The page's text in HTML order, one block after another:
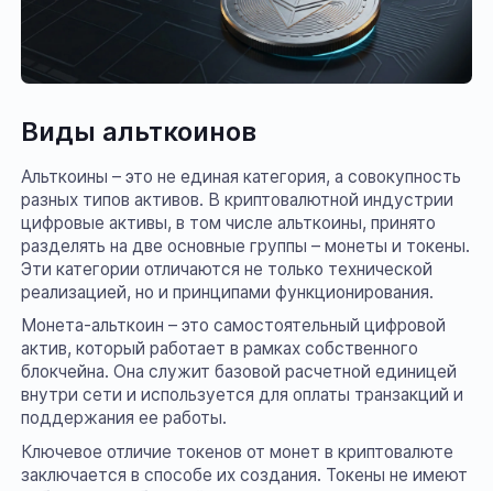
Виды альткоинов
Альткоины – это не единая категория, а совокупность
разных типов активов. В криптовалютной индустрии
цифровые активы, в том числе альткоины, принято
разделять на две основные группы – монеты и токены.
Эти категории отличаются не только технической
реализацией, но и принципами функционирования.
Монета-альткоин – это самостоятельный цифровой
актив, который работает в рамках собственного
блокчейна. Она служит базовой расчетной единицей
внутри сети и используется для оплаты транзакций и
поддержания ее работы.
Ключевое отличие токенов от монет в криптовалюте
заключается в способе их создания. Токены не имеют